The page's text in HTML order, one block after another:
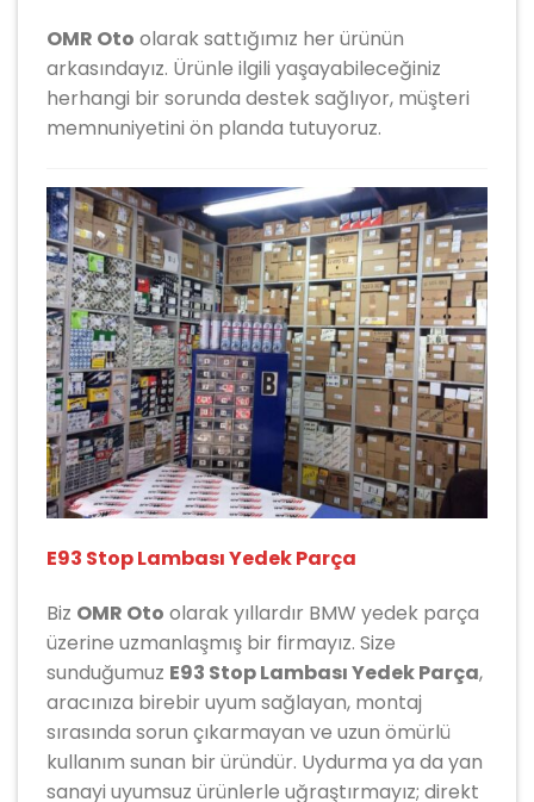
OMR Oto olarak sattığımız her ürünün
arkasındayız. Ürünle ilgili yaşayabileceğiniz
herhangi bir sorunda destek sağlıyor, müşteri
memnuniyetini ön planda tutuyoruz.
E93 Stop Lambası Yedek Parça
Biz OMR Oto olarak yıllardır BMW yedek parça
üzerine uzmanlaşmış bir firmayız. Size
sunduğumuz E93 Stop Lambası Yedek Parça,
aracınıza birebir uyum sağlayan, montaj
sırasında sorun çıkarmayan ve uzun ömürlü
kullanım sunan bir üründür. Uydurma ya da yan
sanayi uyumsuz ürünlerle uğraştırmayız; direkt